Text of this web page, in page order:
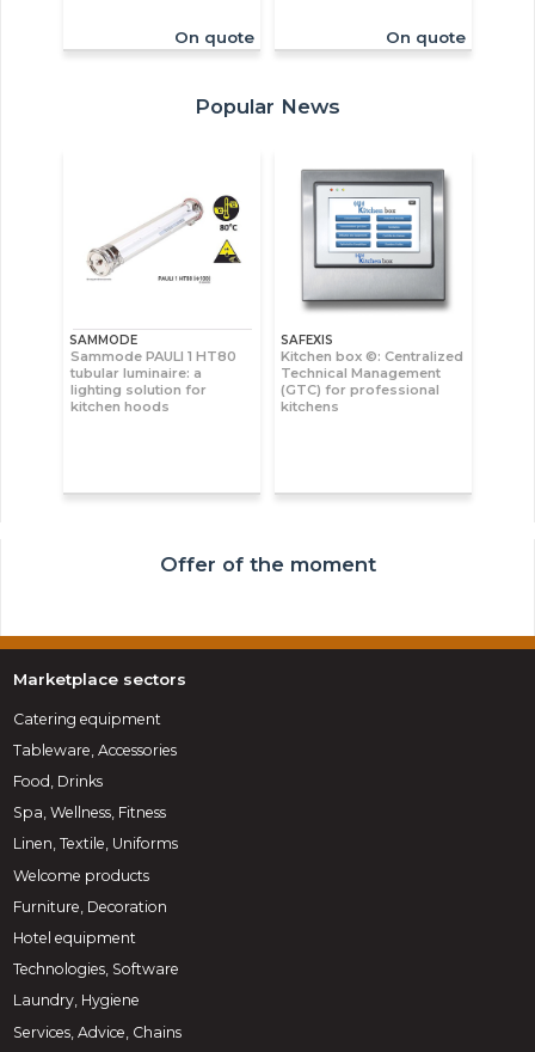
On quote On quote
Popular News
SAMMODE
Sammode PAULI 1 HT80
tubular luminaire: a
lighting solution for
kitchen hoods
SAFEXIS
Kitchen box ©: Centralized
Technical Management
(GTC) for professional
kitchens
Offer of the moment
Marketplace sectors
Catering equipment
Tableware, Accessories
Food, Drinks
Spa, Wellness, Fitness
Linen, Textile, Uniforms
Welcome products
Furniture, Decoration
Hotel equipment
Technologies, Software
Laundry, Hygiene
Services, Advice, Chains